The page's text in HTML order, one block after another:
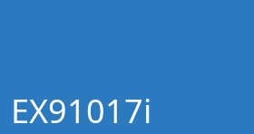
EX91017i